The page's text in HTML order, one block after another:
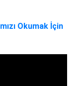
Okumak İçin